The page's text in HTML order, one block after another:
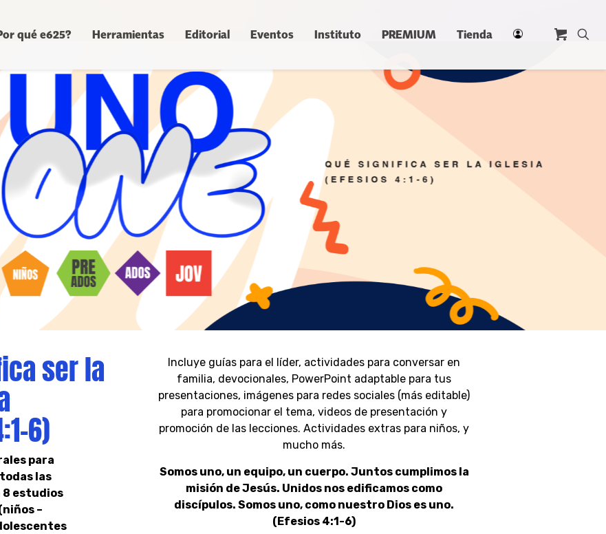
qué e625? Herramientas Editorial Eventos Instituto PREMIUM Tienda
ser la
6)
para
las
8 estudios
–
Incluye guías para el líder, actividades para conversar en
familia, devocionales, PowerPoint adaptable para tus
presentaciones, imágenes para redes sociales (más editable)
para promocionar el tema, videos de presentación y
promoción de las lecciones. Actividades extras para niños, y
mucho más.
Somos uno, un equipo, un cuerpo. Juntos cumplimos la
misión de Jesús. Unidos nos edificamos como
discípulos. Somos uno, como nuestro Dios es uno.
(Efesios 4:1-6)